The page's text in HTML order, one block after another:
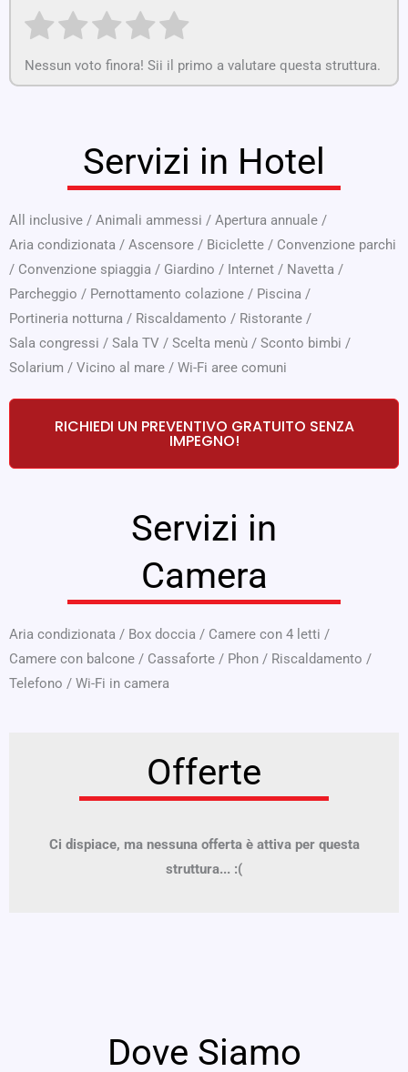
Nessun voto finora! Sii il primo a valutare questa struttura.
Servizi in Hotel
All inclusive / Animali ammessi / Apertura annuale /
Aria condizionata / Ascensore / Biciclette / Convenzione parchi
/ Convenzione spiaggia / Giardino / Internet / Navetta /
Parcheggio / Pernottamento colazione / Piscina /
Portineria notturna / Riscaldamento / Ristorante /
Sala congressi / Sala TV / Scelta menù / Sconto bimbi /
Solarium / Vicino al mare / Wi-Fi aree comuni
RICHIEDI UN PREVENTIVO GRATUITO SENZA
IMPEGNO!
Servizi in
Camera
Aria condizionata / Box doccia / Camere con 4 letti /
Camere con balcone / Cassaforte / Phon / Riscaldamento /
Telefono / Wi-Fi in camera
Offerte
Ci dispiace, ma nessuna offerta è attiva per questa
struttura... :(
Dove Siamo